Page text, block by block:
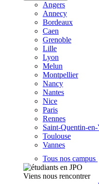
Angers
Annecy
Bordeaux
Caen
Grenoble
Lille
Lyon
Melun
Montpellier
Nancy
Nantes
Nice
Paris
Rennes
Saint-Quentin-
Toulouse
Vannes
Tous nos campus
Viens nous rencontrer